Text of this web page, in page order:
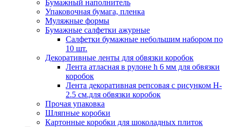
Бумажный наполнитель
Упаковочная бумага, пленка
Муляжные формы
Бумажные салфетки ажурные
Салфетки бумажные небольшим набором по
10 шт.
Декоративные ленты для обвязки коробок
Лента атласная в рулоне h 6 мм для обвязки
коробок
Лента декоративная репсовая с рисунком H-
2.5 см.для обвязки коробок
Прочая упаковка
Шляпные коробки
Картонные коробки для шоколадных плиток